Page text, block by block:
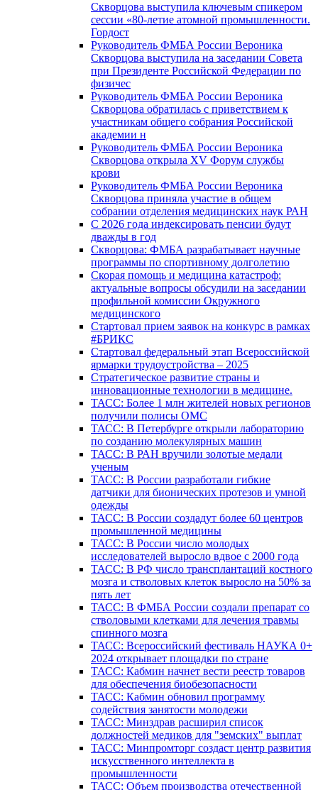
Скворцова выступила ключевым спикером
сессии «80-летие атомной промышленности.
Гордост
Руководитель ФМБА России Вероника
Скворцова выступила на заседании Совета
при Президенте Российской Федерации по
физичес
Руководитель ФМБА России Вероника
Скворцова обратилась с приветствием к
участникам общего собрания Российской
академии н
Руководитель ФМБА России Вероника
Скворцова открыла XV Форум службы
крови
Руководитель ФМБА России Вероника
Скворцова приняла участие в общем
собрании отделения медицинских наук РАН
С 2026 года индексировать пенсии будут
дважды в год
Скворцова: ФМБА разрабатывает научные
программы по спортивному долголетию
Скорая помощь и медицина катастроф:
актуальные вопросы обсудили на заседании
профильной комиссии Окружного
медицинского
Стартовал прием заявок на конкурс в рамках
#БРИКС
Стартовал федеральный этап Всероссийской
ярмарки трудоустройства – 2025
Стратегическое развитие страны и
инновационные технологии в медицине.
ТАСС: Более 1 млн жителей новых регионов
получили полисы ОМС
ТАСС: В Петербурге открыли лабораторию
по созданию молекулярных машин
ТАСС: В РАН вручили золотые медали
ученым
ТАСС: В России разработали гибкие
датчики для бионических протезов и умной
одежды
ТАСС: В России создадут более 60 центров
промышленной медицины
ТАСС: В России число молодых
исследователей выросло вдвое с 2000 года
ТАСС: В РФ число трансплантаций костного
мозга и стволовых клеток выросло на 50% за
пять лет
ТАСС: В ФМБА России создали препарат со
стволовыми клетками для лечения травмы
спинного мозга
ТАСС: Всероссийский фестиваль НАУКА 0+
2024 открывает площадки по стране
ТАСС: Кабмин начнет вести реестр товаров
для обеспечения биобезопасности
ТАСС: Кабмин обновил программу
содействия занятости молодежи
ТАСС: Минздрав расширил список
должностей медиков для "земских" выплат
ТАСС: Минпромторг создаст центр развития
искусственного интеллекта в
промышленности
ТАСС: Объем производства отечественной